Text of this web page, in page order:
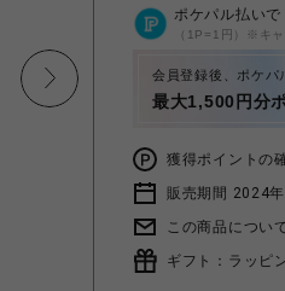
ポケパル払いで
（1P=1円）※キャ
会員登録後、ポケパ
最大1,500円分
獲得ポイントの
販売期間 2024
この商品につい
ギフト：ラッピ